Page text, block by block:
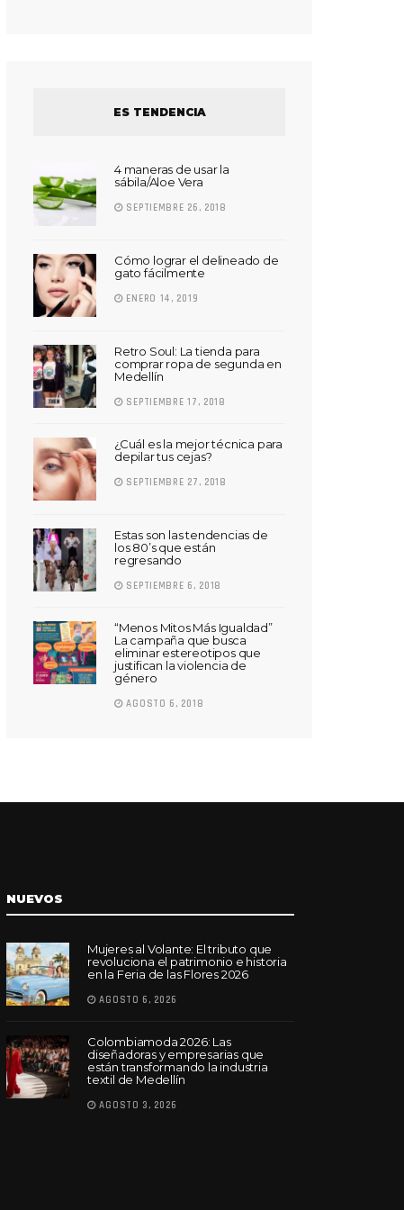
ES TENDENCIA
4 maneras de usar la
sábila/Aloe Vera
SEPTIEMBRE 26, 2018
Cómo lograr el delineado de
gato fácilmente
ENERO 14, 2019
Retro Soul: La tienda para
comprar ropa de segunda en
Medellín
SEPTIEMBRE 17, 2018
¿Cuál es la mejor técnica para
depilar tus cejas?
SEPTIEMBRE 27, 2018
Estas son las tendencias de
los 80’s que están
regresando
SEPTIEMBRE 6, 2018
“Menos Mitos Más Igualdad”
La campaña que busca
eliminar estereotipos que
justifican la violencia de
género
AGOSTO 6, 2018
NUEVOS
Mujeres al Volante: El tributo que
revoluciona el patrimonio e historia
en la Feria de las Flores 2026
AGOSTO 6, 2026
Colombiamoda 2026: Las
diseñadoras y empresarias que
están transformando la industria
textil de Medellín
AGOSTO 3, 2026